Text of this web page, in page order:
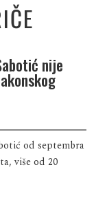
nije
od septembra
više od 20